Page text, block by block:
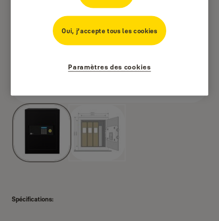
Spécifications:
Oui, j’accepte tous les cookies
Paramètres des cookies